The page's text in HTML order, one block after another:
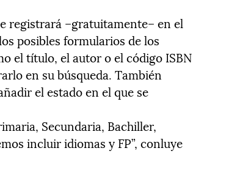
registrará –gratuitamente– en el
posibles formularios de los
el título, el autor o el código ISBN
en su búsqueda. También
el estado en el que se
Secundaria, Bachiller,
incluir idiomas y FP”, conluye